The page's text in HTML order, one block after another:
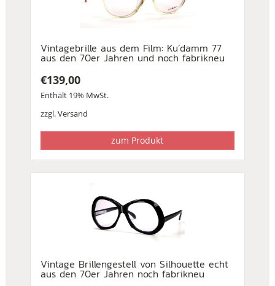
Vintagebrille aus dem Film: Ku’damm 77
aus den 70er Jahren und noch fabrikneu
€139,00
Enthält 19% MwSt.
zzgl.Versand
zum Produkt
Vintage Brillengestell von Silhouette echt
aus den 70er Jahren noch fabrikneu